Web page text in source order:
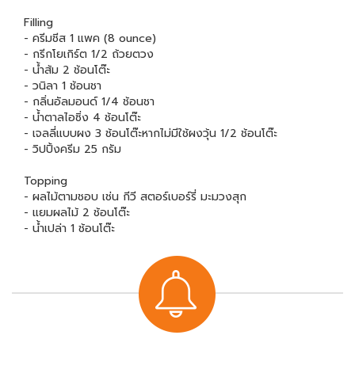
Filling
- ครีมชีส 1 แพค (8 ounce)
- กรีกโยเกิร์ต 1/2 ถ้วยตวง
- น้ำส้ม 2 ช้อนโต๊ะ
- วนิลา 1 ช้อนชา
- กลิ่นอัลมอนด์ 1/4 ช้อนชา
- น้ำตาลไอซิ่ง 4 ช้อนโต๊ะ
- เจลลี่แบบผง 3 ช้อนโต๊ะหากไม่มีใช้ผงวุ้น 1/2 ช้อนโต๊ะ
- วิปปิ้งครีม 25 กรัม
Topping
- ผลไม้ตามชอบ เช่น กีวี สตอร์เบอร์รี่ มะมวงสุก
- แยมผลไม้ 2 ช้อนโต๊ะ
- น้ำเปล่า 1 ช้อนโต๊ะ